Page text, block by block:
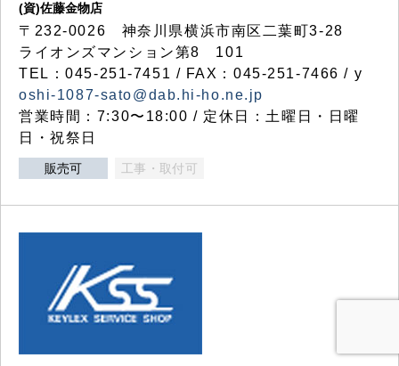
(資)佐藤金物店
〒232-0026 神奈川県横浜市南区二葉町3-28
ライオンズマンション第8 101
TEL：045-251-7451 / FAX：045-251-7466 / y
oshi-1087-sato@dab.hi-ho.ne.jp
営業時間：7:30〜18:00 / 定休日：土曜日・日曜
日・祝祭日
販売可 工事・取付可